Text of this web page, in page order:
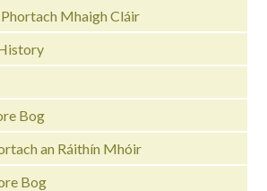
Mhaigh Cláir
Bog
an Ráithín Mhóir
Bog